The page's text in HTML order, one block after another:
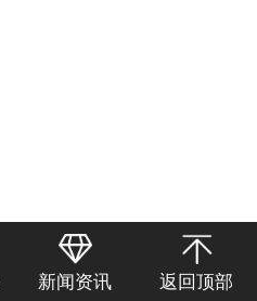
新闻资讯 返回顶部